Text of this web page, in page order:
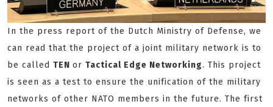
In the press report of the Dutch Ministry of Defense, we
can read that the project of a joint military network is to
be called TEN or Tactical Edge Networking. This project
is seen as a test to ensure the unification of the military
networks of other NATO members in the future. The first